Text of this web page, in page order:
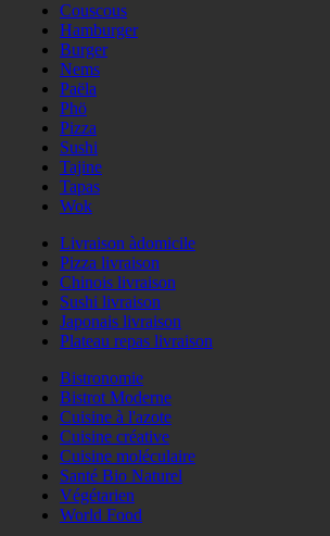
Couscous
Hamburger
Burger
Nems
Paëla
Phö
Pizza
Sushi
Tajine
Tapas
Wok
Livraison àdomicile
Pizza livraison
Chinois livraison
Sushi livraison
Japonais livraison
Plateau repas livraison
Bistronomie
Bistrot Moderne
Cuisine à l'azote
Cuisine créative
Cuisine moléculaire
Santé Bio Naturel
Végétarien
World Food